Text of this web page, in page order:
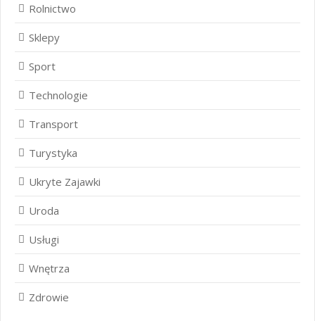
Rolnictwo
Sklepy
Sport
Technologie
Transport
Turystyka
Ukryte Zajawki
Uroda
Usługi
Wnętrza
Zdrowie